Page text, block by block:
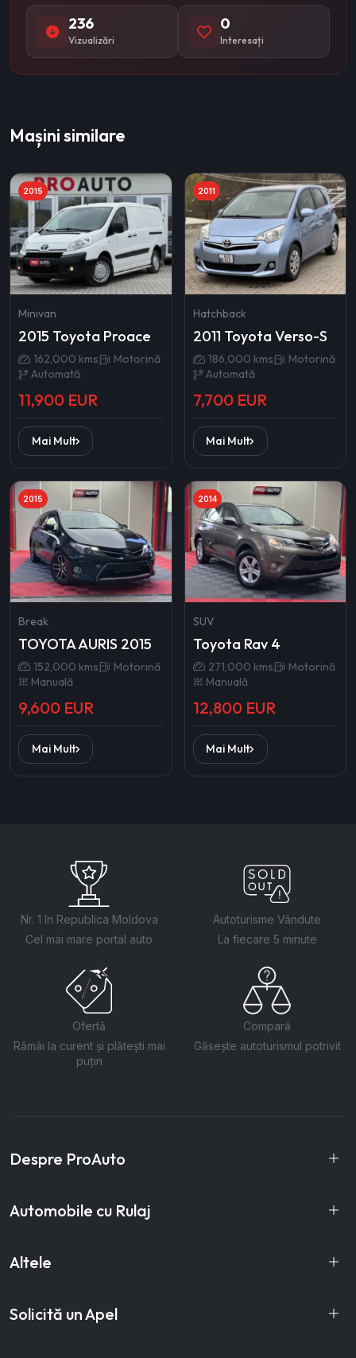
236
Vizualizări
0
Interesați
Mașini similare
2015
Minivan
2015 Toyota Proace
162,000 kms
Motorină
Automată
11,900 EUR
Mai Mult
2011
Hatchback
2011 Toyota Verso-S
186,000 kms
Motorină
Automată
7,700 EUR
Mai Mult
2015
Break
TOYOTA AURIS 2015
152,000 kms
Motorină
Manuală
9,600 EUR
Mai Mult
2014
SUV
Toyota Rav 4
271,000 kms
Motorină
Manuală
12,800 EUR
Mai Mult
Nr. 1 în Republica Moldova
Cel mai mare portal auto
Autoturisme Vândute
La fiecare 5 minute
Ofertă
Rămâi la curent și plătești mai
puțin
Compară
Găsește autoturismul potrivit
Despre ProAuto
Automobile cu Rulaj
Altele
Solicită un Apel